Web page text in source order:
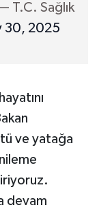
T.C. Sağlık
30, 2025
ve yatağa
devam